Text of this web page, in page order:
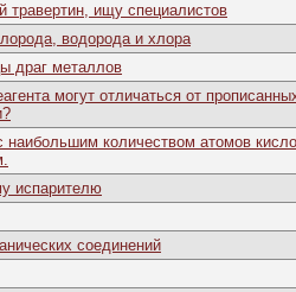
травертин, ищу специалистов
водорода и хлора
драг металлов
могут отличаться от
количеством атомов
испарителю
соединений